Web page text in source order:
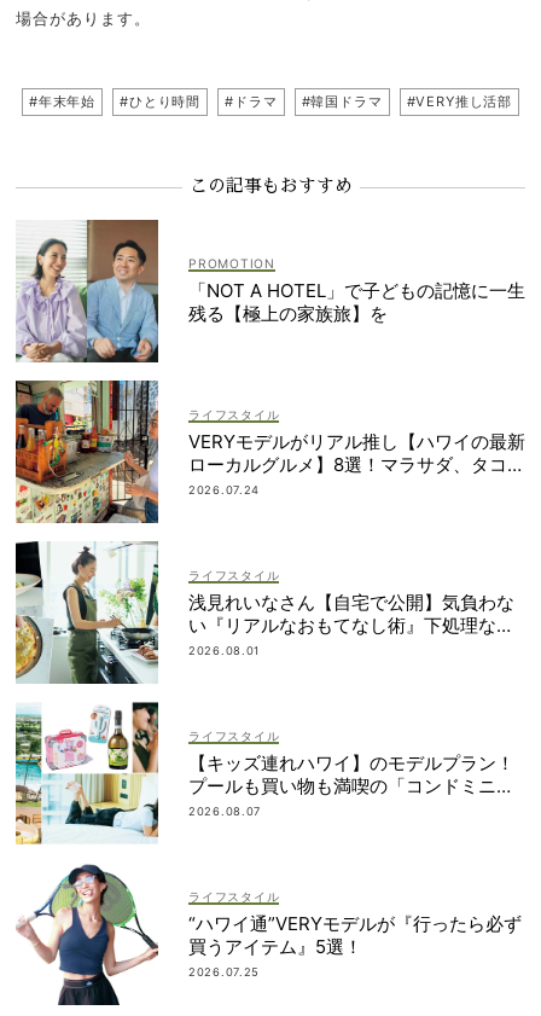
場合があります。
#年末年始 #ひとり時間 #ドラマ #韓国ドラマ #VERY推し活部
この記事もおすすめ
「NOT A HOTEL」で子どもの記憶に一生
残る【極上の家族旅】を
ライフスタイル
VERYモデルがリアル推し【ハワイの最新
ローカルグルメ】8選！マラサダ、タコス
etc.
2026.07.24
ライフスタイル
浅見れいなさん【自宅で公開】気負わな
い『リアルなおもてなし術』下処理なし
レシピや愛用品も
2026.08.01
ライフスタイル
【キッズ連れハワイ】のモデルプラン！
プールも買い物も満喫の「コンドミニア
ム」滞在が大正解
2026.08.07
ライフスタイル
“ハワイ通”VERYモデルが『行ったら必ず
買うアイテム』5選！
2026.07.25